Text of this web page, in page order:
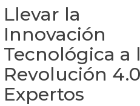
Llevar la
Innovación
Tecnológica a
Revolución
Expertos